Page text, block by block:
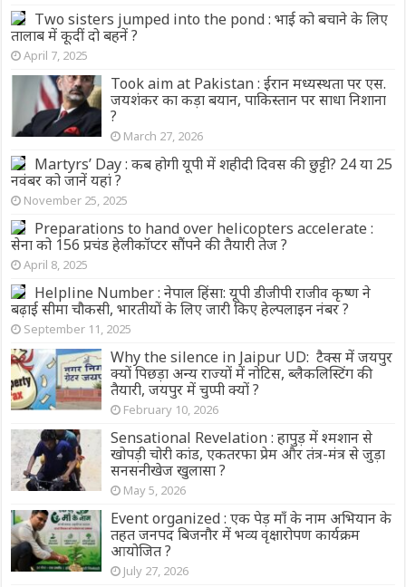
Two sisters jumped into the pond : भाई को बचाने के लिए
तालाब में कूदीं दो बहनें ?
April 7, 2025
Took aim at Pakistan : ईरान मध्यस्थता पर एस.
जयशंकर का कड़ा बयान, पाकिस्तान पर साधा निशाना
?
March 27, 2026
Martyrs’ Day : कब होगी यूपी में शहीदी दिवस की छुट्टी? 24 या 25
नवंबर को जानें यहां ?
November 25, 2025
Preparations to hand over helicopters accelerate :
सेना को 156 प्रचंड हेलीकॉप्टर सौंपने की तैयारी तेज ?
April 8, 2025
Helpline Number : नेपाल हिंसा: यूपी डीजीपी राजीव कृष्ण ने
बढ़ाई सीमा चौकसी, भारतीयों के लिए जारी किए हेल्पलाइन नंबर ?
September 11, 2025
Why the silence in Jaipur UD: टैक्स में जयपुर
क्यों पिछड़ा अन्य राज्यों में नोटिस, ब्लैकलिस्टिंग की
तैयारी, जयपुर में चुप्पी क्यों ?
February 10, 2026
Sensational Revelation : हापुड़ में श्मशान से
खोपड़ी चोरी कांड, एकतरफा प्रेम और तंत्र-मंत्र से जुड़ा
सनसनीखेज खुलासा ?
May 5, 2026
Event organized : एक पेड़ माँ के नाम अभियान के
तहत जनपद बिजनौर में भव्य वृक्षारोपण कार्यक्रम
आयोजित ?
July 27, 2026